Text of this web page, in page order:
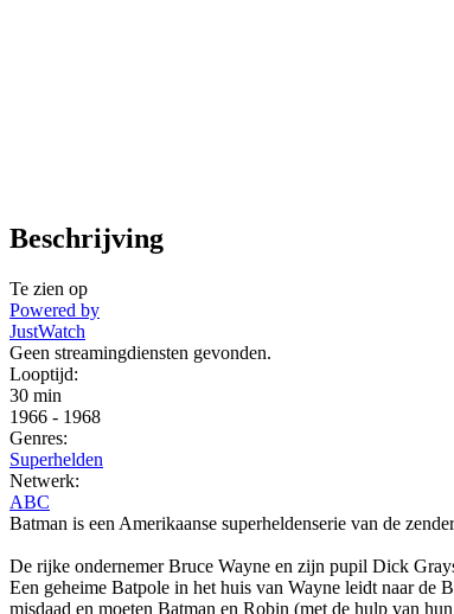
Beschrijving
Te zien op
Powered by
JustWatch
Geen streamingdiensten gevonden.
Looptijd:
30 min
1966 - 1968
Genres:
Superhelden
Netwerk:
ABC
Batman is een Amerikaanse superheldenserie van de
De rijke ondernemer Bruce Wayne en zijn pupil Dick
Een geheime Batpole in het huis van Wayne leidt naar de
misdaad en moeten Batman en Robin (met de hulp van